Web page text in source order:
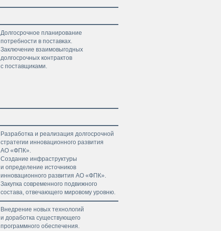
Долгосрочное планирование
потребности в поставках.
Заключение взаимовыгодных
долгосрочных контрактов
с поставщиками.
Разработка и реализация долгосрочной
стратегии инновационного развития
АО «ФПК».
Создание инфраструктуры
и определение источников
инновационного развития АО «ФПК».
Закупка современного подвижного
состава, отвечающего мировому уровню.
Внедрение новых технологий
и доработка существующего
программного обеспечения.